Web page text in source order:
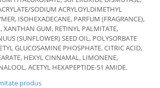
SODIUM ACRYLOYLDIMETHYL
ISOHEXADECANE, PARFUM (FRAGRANCE),
XANTHAN GUM, RETINYL PALMITATE,
(SUNFLOWER) SEED OIL, POLYSORBATE
GLUCOSAMINE PHOSPHATE, CITRIC ACID,
HEXYL CINNAMAL, LIMONENE,
ACETYL HEXAPEPTIDE-51 AMIDE.
produs